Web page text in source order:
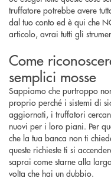
truffatore potrebbe avere
dal tuo conto ed è qui che
articolo, avrai tutti gli
Come
semplici mosse
Sappiamo che purtroppo
proprio perché i sistemi di
aggiornati, i truffatori
nuovi per i loro piani. Per
che la tua banca non ti
queste richieste ti si
saprai come starne alla
volta che hai un dubbio.